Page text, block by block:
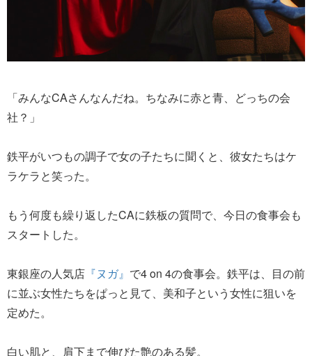
「みんなCAさんなんだね。ちなみに赤と青、どっちの会
社？」
鉄平がいつもの調子で女の子たちに聞くと、彼女たちはケ
ラケラと笑った。
もう何度も繰り返したCAに鉄板の質問で、今日の食事会も
スタートした。
東銀座の人気店 『ヌガ』 で4 on 4の食事会。鉄平は、目の前
に並ぶ女性たちをぱっと見て、美和子という女性に狙いを
定めた。
白い肌と、肩下まで伸びた艶のある髪。